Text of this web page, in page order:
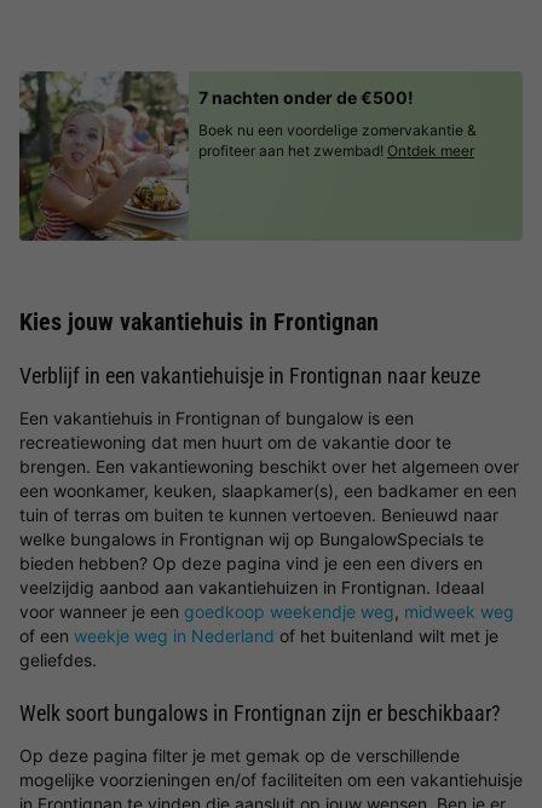
7 nachten onder de €500!
Boek nu een voordelige zomervakantie &
profiteer aan het zwembad! Ontdek meer
Kies jouw vakantiehuis in Frontignan
Verblijf in een vakantiehuisje in Frontignan naar keuze
Een vakantiehuis in Frontignan of bungalow is een
recreatiewoning dat men huurt om de vakantie door te
brengen. Een vakantiewoning beschikt over het algemeen over
een woonkamer, keuken, slaapkamer(s), een badkamer en een
tuin of terras om buiten te kunnen vertoeven. Benieuwd naar
welke bungalows in Frontignan wij op BungalowSpecials te
bieden hebben? Op deze pagina vind je een een divers en
veelzijdig aanbod aan vakantiehuizen in Frontignan. Ideaal
voor wanneer je een goedkoop weekendje weg, midweek weg
of een weekje weg in Nederland of het buitenland wilt met je
geliefdes.
Welk soort bungalows in Frontignan zijn er beschikbaar?
Op deze pagina filter je met gemak op de verschillende
mogelijke voorzieningen en/of faciliteiten om een vakantiehuisje
in Frontignan te vinden die aansluit op jouw wensen. Ben je er